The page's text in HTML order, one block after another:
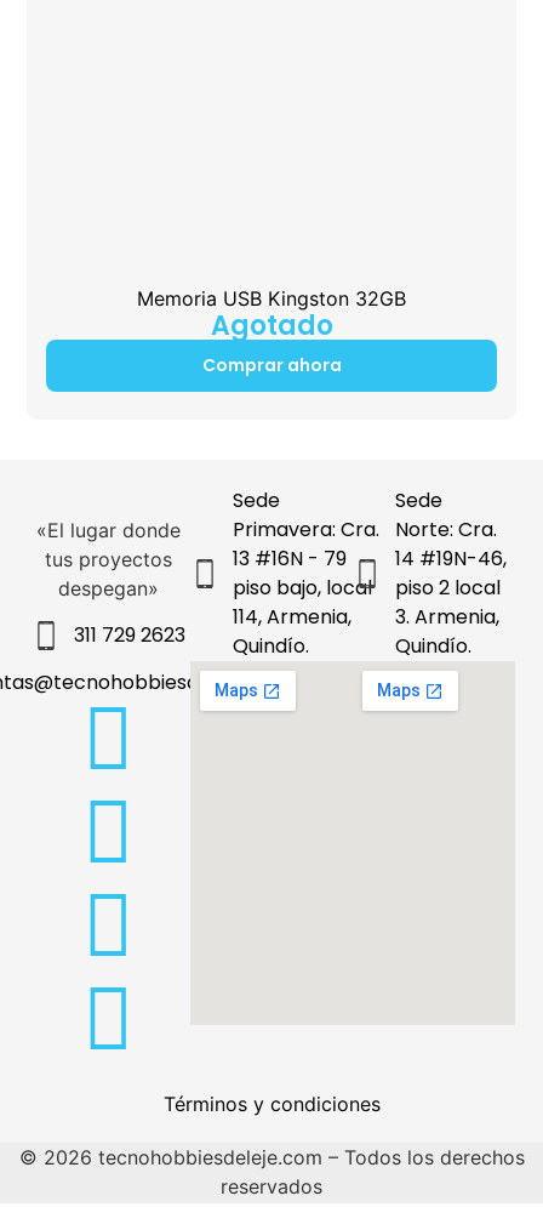
Memoria USB Kingston 32GB
Agotado
Comprar ahora
«El lugar donde
tus proyectos
despegan»
311 729 2623
Sede
Primavera: Cra.
13 #16N - 79
piso bajo, local
114, Armenia,
Quindío.
Sede
Norte: Cra.
14 #19N-46,
piso 2 local
3. Armenia,
Quindío.
Términos y condiciones
© 2026 tecnohobbiesdeleje.com – Todos los derechos
reservados